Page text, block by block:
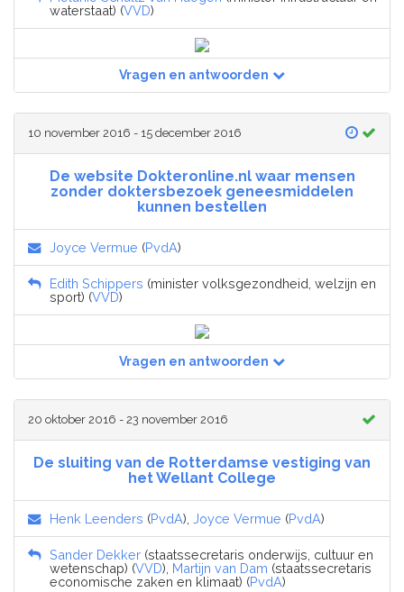
waterstaat) (VVD)
Vragen en antwoorden
10 november 2016 - 15 december 2016
De website Dokteronline.nl waar mensen
zonder doktersbezoek geneesmiddelen
kunnen bestellen
Joyce Vermue (PvdA)
Edith Schippers (minister volksgezondheid, welzijn en
sport) (VVD)
Vragen en antwoorden
20 oktober 2016 - 23 november 2016
De sluiting van de Rotterdamse vestiging van
het Wellant College
Henk Leenders (PvdA), Joyce Vermue (PvdA)
Sander Dekker (staatssecretaris onderwijs, cultuur en
wetenschap) (VVD), Martijn van Dam (staatssecretaris
economische zaken en klimaat) (PvdA)